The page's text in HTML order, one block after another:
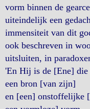
vorm binnen de
uiteindelijk een
immensiteit van dit
ook beschreven in
uitsluiten, in
'En Hij is de [Ene] die
een bron [van zijn]
en [een] onstoffelijke